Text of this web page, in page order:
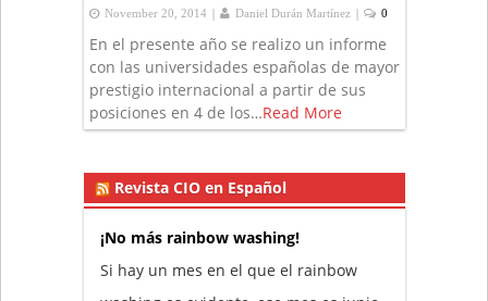
November 20, 2014 | Daniel Durán Martínez | 0
En el presente año se realizo un informe
con las universidades españolas de mayor
prestigio internacional a partir de sus
posiciones en 4 de los…Read More
Revista CIO en Español
¡No más rainbow washing!
Si hay un mes en el que el rainbow